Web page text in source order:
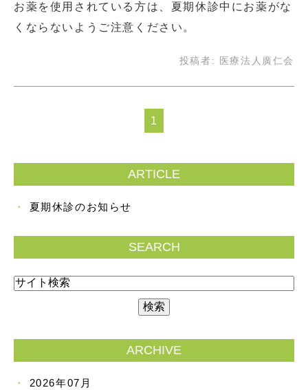
お薬を使用されている方は、夏期休診中にお薬がな
くならないようご注意ください。
投稿者: 医療法人廣仁会
1
ARTICLE
夏期休診のお知らせ
SEARCH
ARCHIVE
2026年07月